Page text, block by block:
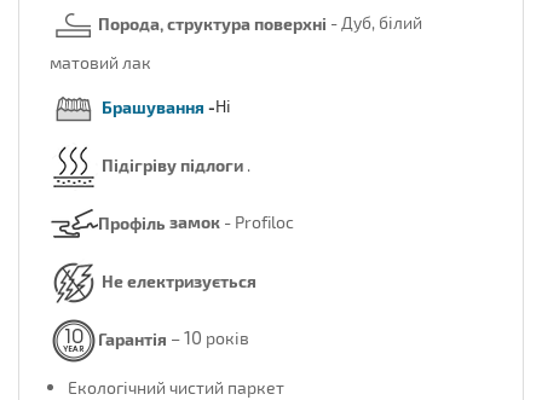
Порода, структура поверхні - Дуб, білий
матовий лак
Брашування -Ні
Підігріву підлоги .
Профіль замок - Profiloc
Не електризується
Гарантія –10 років
Екологічний чистий паркет